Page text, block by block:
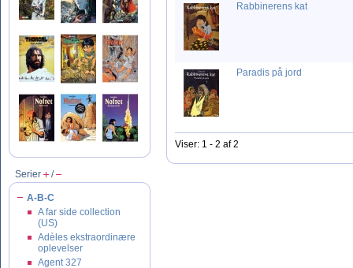
Serier /
A-B-C
A far side collection
(US)
Adèles ekstraordinære
oplevelser
Agent 327
Rabbinerens kat
Paradis på jord
Viser: 1 - 2 af 2